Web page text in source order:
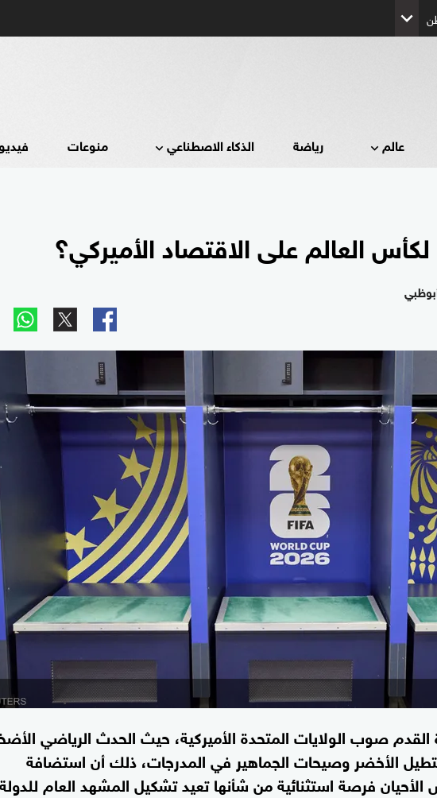
عالم رياضة الذكاء الاصطناعي منوعات
لكأس العالم على الاقتصاد الأميركي؟
القدم صوب الولايات المتحدة الأميركية، حيث الحدث الرياضي
الأخضر وصيحات الجماهير في المدرجات، ذلك أن استضافة
فرصة استثنائية من شأنها تعيد تشكيل المشهد العام للدولة